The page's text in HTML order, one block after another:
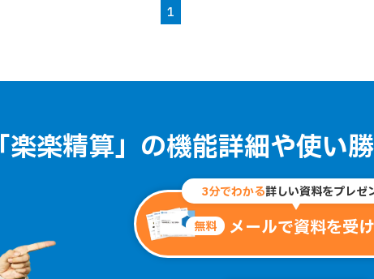
1
「楽楽精算」の機能詳細や使い
3分でわかる詳しい資料をプレゼ
無料 メールで資料を受